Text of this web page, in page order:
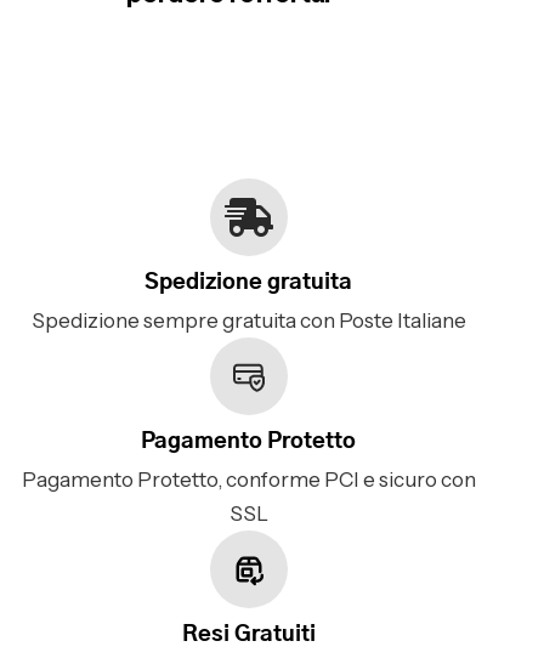
Spedizione gratuita
Spedizione sempre gratuita con Poste Italiane
Pagamento Protetto
Pagamento Protetto, conforme PCI e sicuro con
SSL
Resi Gratuiti